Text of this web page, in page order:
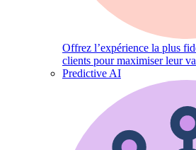
Offrez l’expérience la plus
clients pour maximiser leur
Predictive AI